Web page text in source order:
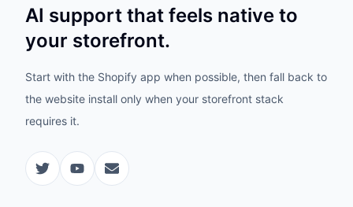
AI support that feels native to
your storefront.
Start with the Shopify app when possible, then fall back to
the website install only when your storefront stack
requires it.